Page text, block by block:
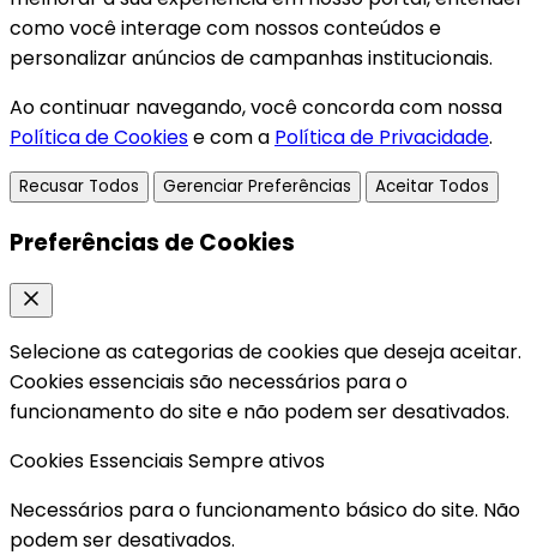
como você interage com nossos conteúdos e
personalizar anúncios de campanhas institucionais.
Ao continuar navegando, você concorda com nossa
Política de Cookiese com a Política de Privacidade.
Recusar Todos Gerenciar Preferências Aceitar Todos
Preferências de Cookies
Selecione as categorias de cookies que deseja aceitar.
Cookies essenciais são necessários para o
funcionamento do site e não podem ser desativados.
Cookies EssenciaisSempre ativos
Necessários para o funcionamento básico do site. Não
podem ser desativados.